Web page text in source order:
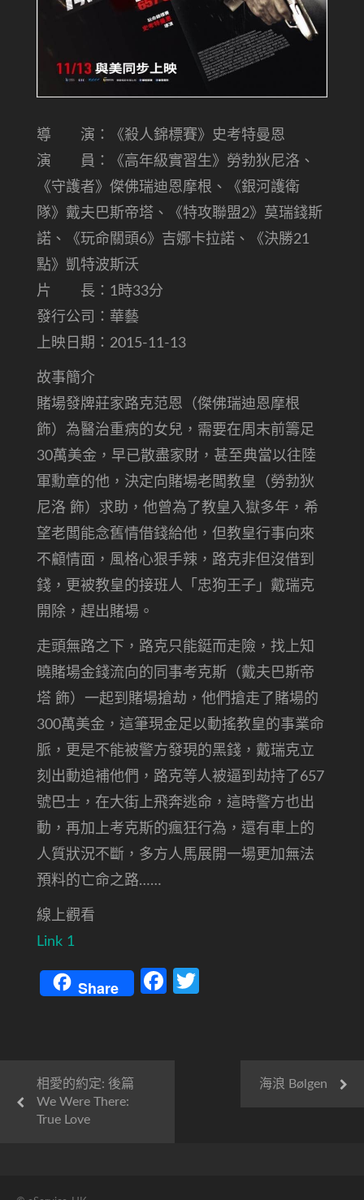
導 演：《殺人錦標賽》史考特曼恩
演 員：《高年級實習生》勞勃狄尼洛、
《守護者》傑佛瑞迪恩摩根、《銀河護衛
隊》戴夫巴斯帝塔、《特攻聯盟2》莫瑞錢斯
諾、《玩命關頭6》吉娜卡拉諾、《決勝21
點》凱特波斯沃
片 長：1時33分
發行公司：華藝
上映日期：2015-11-13
故事簡介
賭場發牌莊家路克范恩（傑佛瑞迪恩摩根
飾）為醫治重病的女兒，需要在周末前籌足
30萬美金，早已散盡家財，甚至典當以往陸
軍勳章的他，決定向賭場老闆教皇（勞勃狄
尼洛 飾）求助，他曾為了教皇入獄多年，希
望老闆能念舊情借錢給他，但教皇行事向來
不顧情面，風格心狠手辣，路克非但沒借到
錢，更被教皇的接班人「忠狗王子」戴瑞克
開除，趕出賭場。
走頭無路之下，路克只能鋌而走險，找上知
曉賭場金錢流向的同事考克斯（戴夫巴斯帝
塔 飾）一起到賭場搶劫，他們搶走了賭場的
300萬美金，這筆現金足以動搖教皇的事業命
脈，更是不能被警方發現的黑錢，戴瑞克立
刻出動追補他們，路克等人被逼到劫持了657
號巴士，在大街上飛奔逃命，這時警方也出
動，再加上考克斯的瘋狂行為，還有車上的
人質狀況不斷，多方人馬展開一場更加無法
預料的亡命之路……
線上觀看
Link 1
Share Facebook
相愛的約定: 後篇
We Were There:
True Love
海浪 Bølgen